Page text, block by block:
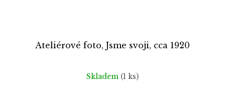
Ateliérové foto, Jsme svoji, cca 1920
Skladem (1 ks)